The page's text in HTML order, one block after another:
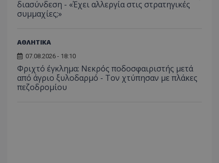
διασύνδεση - «Έχει αλλεργία στις στρατηγικές
συμμαχίες;»
ΑΘΛΗΤΙΚΑ
07.08.2026 - 18:10
Φριχτό έγκλημα: Νεκρός ποδοσφαιριστής μετά
από άγριο ξυλοδαρμό - Τον χτύπησαν με πλάκες
πεζοδρομίου
ASP.NET_SessionId